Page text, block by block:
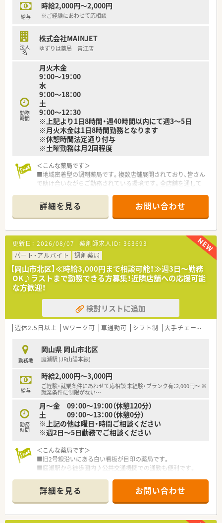
■岡山県内に6店舗を展開している安定した法人で、代表は県薬
剤師会の副会長も務める業界の重鎮となります。
勝つための戦略を全社員で考える風土があります。
■現場には委員会制度を導入しており、効率化やチーム力の強化
に向けて現場の意見を積極的に取り入れています。
【職場環境と雰囲気】
■会社の若返り化に成功しており、平均年齢は30代後半と活気
あふれるメンバーが中心となって活躍しています。
■勤続年数が長いベテランから若手まで幅広く在籍しており、困
った時にすぐ相談できる風通しの良さが自慢です。
■男女問わず働きやすい制度が整っており、実際に6名の社員が
育児休暇を取得した実績があるため安心です。
給与
時給2,000円～2,000円
※ご経験にあわせて応相談
法人
名
株式会社MAINJET
ゆずりは薬局 青江店
勤務
時間
月火木金
9：00～19：00
水
9：00～18：00
土
9：00～12：30
※上記より1日8時間・週40時間以内にて週3～5日
※月火木金は1日8時間勤務となります
※休憩時間法定通り付与
※土曜勤務は月2回程度
＜こんな薬局です＞
■地域密着型の調剤薬局です。複数店舗展開されており、皆さん
で助け合いながらご勤務されている環境です。全店舗を通して
■最寄り駅より車で4分程度の距離に店舗がございます。大きな
病院や飲食店などが立ち並ぶ岡山市の中心部に位置しているた
め通勤も便利です。
■明るく清潔感のある店舗でナチュラルモダンな外観が特徴で
す。
＜業務内容＞
■近隣クリニックより内科・循環器内科を応需しています。
■処方箋枚数は約60枚/日程度です。
＜研修体制＞
■定期的な社内勉強会やメーカー勉強会がございます。
■年2回は接遇セミナーを実施し、サービススキルの向上にも取
り組んでいます。
■調剤ご経験者
■内科・循環器科ご経験者
■地域に根差した薬局で働きたい方
■フルタイム勤務が難しく、ライフスタイルに合わせシフトご相
談されたい方
＜法人特徴＞
■岡山市及び新見市に計3店舗展開している薬局です。
地域に根差した薬局で働きたい方にオススメ！あかり薬局から
独立したグループ会社となります。
■外来業務のみでなく、在宅やOTC相談、健康セミナーを実施さ
登録販売者の資格を取得されている医療事務の方も多く、持ち
回りで健康情報の発信も行っています。会社全体で地域の皆様
の健康や医療に貢献に取り組まれています。
詳細を見る お問い合わせ
更新日： 2026/08/07 薬剤師求人ID： 363693
パート・アルバイト
調剤薬局
【岡山市北区】≪時給3,000円まで相談可能！≫週3日～勤務
OK♪ラストまで勤務できる方募集！近隣店舗への応援可能
な方歓迎！
検討リストに追加
週休2.5日以上 Ｗワーク可 車通勤可 シフト制 大手チェーン以外
勤務地
岡山県 岡山市北区
庭瀬駅 (JR山陽本線)
給与
時給2,000円～3,000円
ご経験・就業条件にあわせて応相談 未経験・ブランク有：2,000円～ ※
就業条件に制限がない…
勤務
時間
月～金 09：00～19：00（休憩120分）
土 09：00～13：00（休憩0分）
※上記の他は曜日・時間ご相談ください
※週2日～5日勤務でご相談ください
＜こんな薬局です＞
■旧2号線沿いにある白い看板が目印の薬局です。
■庭瀬駅から徒歩圏内♪公共交通機関での通勤も便利です。
＜業務内容＞
■内科を中心に幅広く応需しています。
■処方箋は1日80枚程度です。
■在宅も行っておりますが、予製を中心にお任せいたします。
詳細を見る お問い合わせ